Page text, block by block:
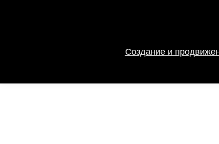
Создание и